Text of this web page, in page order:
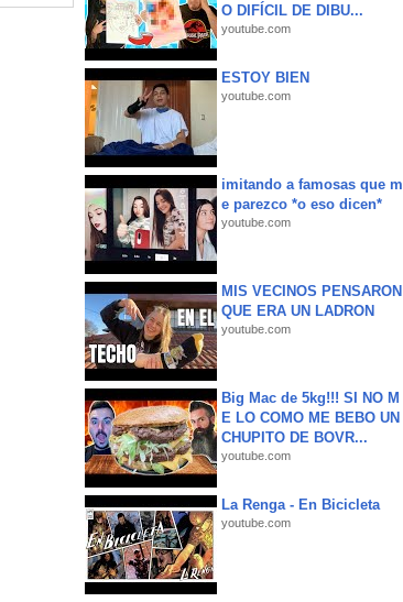
O DIFÍCIL DE DIBU...
youtube.com
ESTOY BIEN
youtube.com
imitando a famosas que m
e parezco *o eso dicen*
youtube.com
MIS VECINOS PENSARON
QUE ERA UN LADRON
youtube.com
Big Mac de 5kg!!! SI NO M
E LO COMO ME BEBO UN
CHUPITO DE BOVR...
youtube.com
La Renga - En Bicicleta
youtube.com